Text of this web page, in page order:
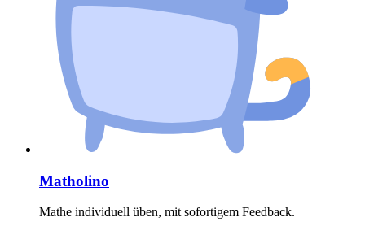
Matholino
Mathe individuell üben, mit sofortigem Feedback.